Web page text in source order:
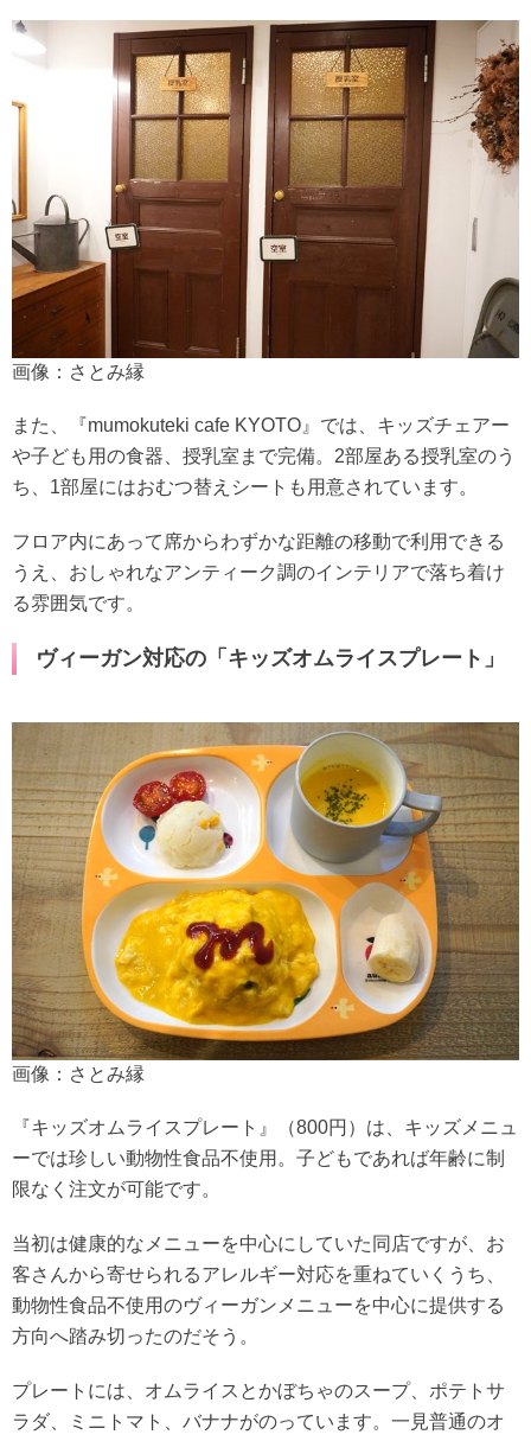
画像：さとみ縁
また、『mumokuteki cafe KYOTO』では、キッズチェアー
や子ども用の食器、授乳室まで完備。2部屋ある授乳室のう
ち、1部屋にはおむつ替えシートも用意されています。
フロア内にあって席からわずかな距離の移動で利用できる
うえ、おしゃれなアンティーク調のインテリアで落ち着け
る雰囲気です。
ヴィーガン対応の「キッズオムライスプレート」
画像：さとみ縁
『キッズオムライスプレート』（800円）は、キッズメニュ
ーでは珍しい動物性食品不使用。子どもであれば年齢に制
限なく注文が可能です。
当初は健康的なメニューを中心にしていた同店ですが、お
客さんから寄せられるアレルギー対応を重ねていくうち、
動物性食品不使用のヴィーガンメニューを中心に提供する
方向へ踏み切ったのだそう。
プレートには、オムライスとかぼちゃのスープ、ポテトサ
ラダ、ミニトマト、バナナがのっています。一見普通のオ